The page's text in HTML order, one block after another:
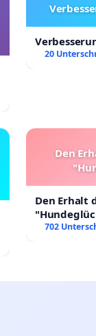
20
Den
Den Erhalt
702